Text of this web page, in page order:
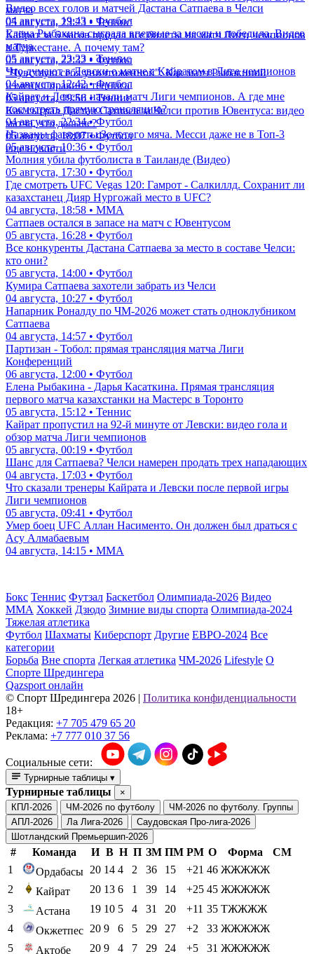
матча
05 августа, 23:23 • Теннис
Кайрат за 6 часов продал все билеты на матч Лиги чемпионов
в Туркестане. А почему там?
05 августа, 22:32 • Футбол
"Чувствую себя уничтоженной". Как матч Рыбакиной
изменил правила тенниса
05 августа, 19:56 • Теннис
Как сыграл Дастан Сатпаев за Челси против Ювентуса: видео
матча, что дальше?
05 августа, 18:07 • Футбол
еще новости
Видео всех голов и матчей Дастана Сатпаева в Челси
04 августа, 19:43 • Футбол
Елена Рыбакина сыграла впервые за месяц и победила. Видео
матча
05 августа, 23:23 • Теннис
Что думают в Левски о матче с Кайратом в Лиге чемпионов
04 августа, 12:42 • Футбол
Кайрат и Левски начали матч Лиги чемпионов. А где мне
посмотреть прямую трансляцию?
04 августа, 22:34 • Футбол
Названы фавориты Золотого мяча. Месси даже не в Топ-3
05 августа, 10:36 • Футбол
Молния убила футболиста в Таиланде (Видео)
05 августа, 17:30 • Футбол
Где смотреть UFC Vegas 120: Гамрот - Салкиллд. Сохранит ли
казахстанец Дияр Нургожай место в UFC?
04 августа, 18:58 • ММА
Сатпаев остался в запасе на матч с Ювентусом
05 августа, 16:28 • Футбол
Все конкуренты Дастана Сатпаева за место в составе Челси:
кто они?
05 августа, 14:00 • Футбол
Кумира Сатпаева захотели забрать из Челси
04 августа, 10:27 • Футбол
Напарник Роналду по ЧМ-2026 может стать одноклубником
Сатпаева
04 августа, 14:57 • Футбол
Партизан - Тобол: прямая трансляция матча Лиги
Конференций
06 августа, 12:00 • Футбол
Елена Рыбакина - Дарья Касаткина. Прямая трансляция
первого матча казахстанки на Мастерс в Торонто
05 августа, 15:12 • Теннис
Кайрат пропустил на 92-й минуте от Левски: видео гола и
обзор матча Лиги чемпионов
05 августа, 00:19 • Футбол
Шанс для Сатпаева? Челси намерен продать трех нападающих
04 августа, 17:03 • Футбол
Что сказали тренеры Кайрата и Левски после первой игры
Лиги чемпионов
05 августа, 09:41 • Футбол
Умер боец UFC Аллан Насименто. Он должен был драться с
Асу Алмабаевым
04 августа, 14:15 • ММА
Бокс Теннис Футзал Баскетбол Олимпиада-2026 Видео
ММА Хоккей Дзюдо Зимние виды спорта Олимпиада-2024
Тяжелая атлетика
Футбол Шахматы Киберспорт Другие ЕВРО-2024 Все
категории
Борьба Вне спорта Легкая атлетика ЧМ-2026 Lifestyle О
Спорте Шредингера
Qazsport онлайн
© Cпорт Шредингера 2026 | Политика конфиденциальности
18+
Редакция: +7 705 479 65 20
Реклама: +7 777 010 37 56
Социальные сети:
Турнирные таблицы ▾
Турнирные таблицы
×
КПЛ-2026
ЧМ-2026 по футболу
ЧМ-2026 по футболу. Группы
АПЛ-2026
Ла Лига-2026
Саудовская Про-лига-2026
Шотландский Премьершип-2026
# Команда И В Н П ЗМ ПМ РМ О Форма
СМ
1
Ордабасы 20 14 4 2 36 15 +21 46 ЖЖЖЖЖ
2
Кайрат 20 13 6 1 39 14 +25 45 ЖЖЖЖЖ
3
Астана 19 10 5 4 31 20 +11 35 ТЖЖЖЖ
4
Окжетпес 20 9 6 5 29 27 +2 33 ЖЖЖЖЖ
5
Актобе 20 9 4 7 29 24 +5 31 ЖЖЖЖЖ